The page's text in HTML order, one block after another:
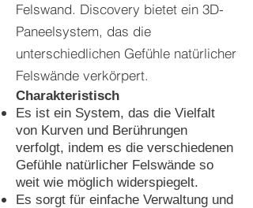
Felswand. Discovery bietet ein 3D-
Paneelsystem, das die
unterschiedlichen Gefühle natürlicher
Felswände verkörpert.
Charakteristisch
Es ist ein System, das die Vielfalt
von Kurven und Berührungen
verfolgt, indem es die verschiedenen
Gefühle natürlicher Felswände so
weit wie möglich widerspiegelt.
Es sorgt für einfache Verwaltung und